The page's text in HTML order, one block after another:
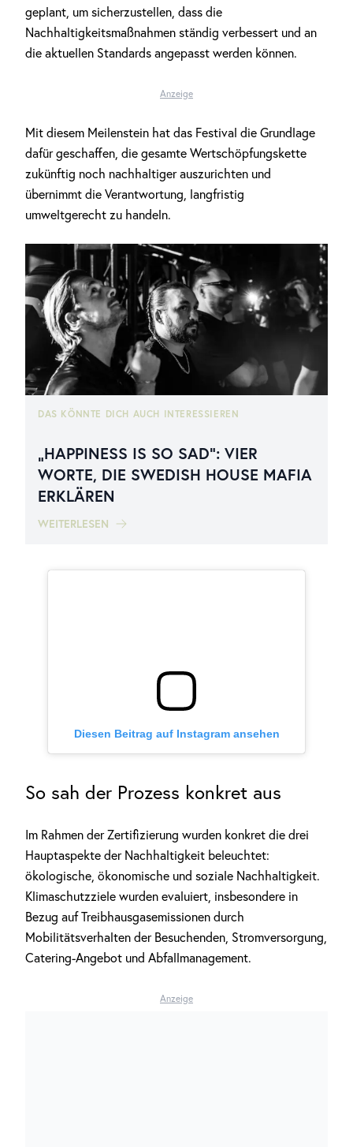
geplant, um sicherzustellen, dass die
Nachhaltigkeitsmaßnahmen ständig verbessert und an
die aktuellen Standards angepasst werden können.
Anzeige
Mit diesem Meilenstein hat das Festival die Grundlage
dafür geschaffen, die gesamte Wertschöpfungskette
zukünftig noch nachhaltiger auszurichten und
übernimmt die Verantwortung, langfristig
umweltgerecht zu handeln.
DAS KÖNNTE DICH AUCH INTERESSIEREN
„HAPPINESS IS SO SAD“: VIER
WORTE, DIE SWEDISH HOUSE MAFIA
ERKLÄREN
WEITERLESEN
Diesen Beitrag auf Instagram ansehen
So sah der Prozess konkret aus
Im Rahmen der Zertifizierung wurden konkret die drei
Hauptaspekte der Nachhaltigkeit beleuchtet:
ökologische, ökonomische und soziale Nachhaltigkeit.
Klimaschutzziele wurden evaluiert, insbesondere in
Bezug auf Treibhausgasemissionen durch
Mobilitätsverhalten der Besuchenden, Stromversorgung,
Catering-Angebot und Abfallmanagement.
Anzeige